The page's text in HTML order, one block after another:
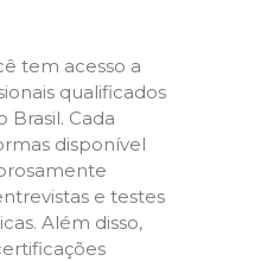
tem acesso a
qualificados
Brasil. Cada
disponível
e testes
Além disso,